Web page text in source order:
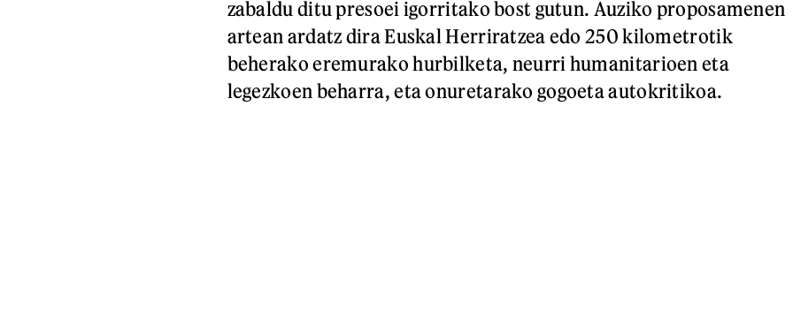
zabaldu ditu presoei igorritako bost gutun. Auziko proposamenen
artean ardatz dira Euskal Herriratzea edo 250 kilometrotik
beherako eremurako hurbilketa, neurri humanitarioen eta
legezkoen beharra, eta onuretarako gogoeta autokritikoa.